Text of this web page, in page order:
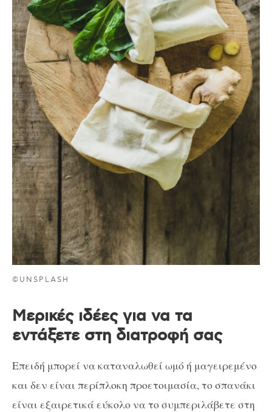
©UNSPLASH
Μερικές ιδέες για να τα
εντάξετε στη διατροφή σας
Επειδή μπορεί να καταναλωθεί ωμό ή μαγειρεμένο
και δεν είναι περίπλοκη προετοιμασία, το σπανάκι
είναι εξαιρετικά εύκολο να το συμπεριλάβετε στη